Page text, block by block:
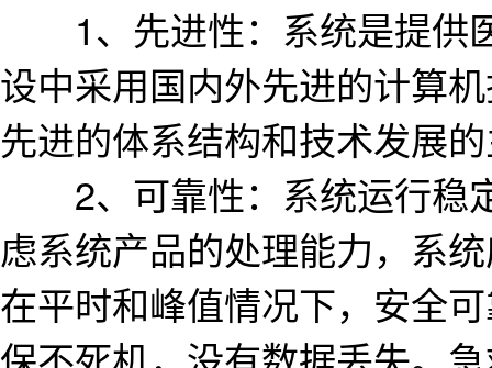
1、先进性：系统是提供
设中采用国内外先进的计算
先进的体系结构和技术发展
2、可靠性：系统运行稳
虑系统产品的处理能力，系
在平时和峰值情况下，安全